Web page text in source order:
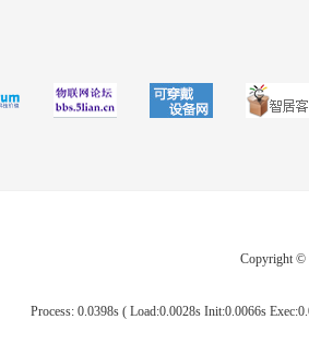
Copyright
Process: 0.0398s ( Load:0.0028s Init:0.0066s